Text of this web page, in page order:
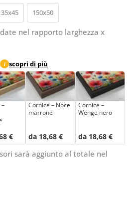
150x50
nel rapporto larghezza x
i scopri di più
€
Cornice – Noce
marrone
da 18,68 €
Cornice –
Wenge nero
da 18,68 €
sarà aggiunto al totale nel